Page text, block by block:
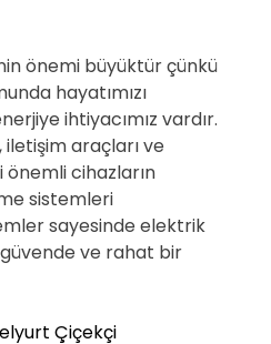
önemi büyüktür çünkü
hayatımızı
ihtiyacımız vardır.
araçları ve
cihazların
sistemleri
sayesinde elektrik
güvende ve rahat bir
Çiçekçi